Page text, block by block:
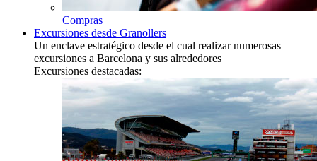
Compras
Excursiones desde Granollers
Un enclave estratégico desde el cual realizar numerosas
excursiones a Barcelona y sus alrededores
Excursiones destacadas: